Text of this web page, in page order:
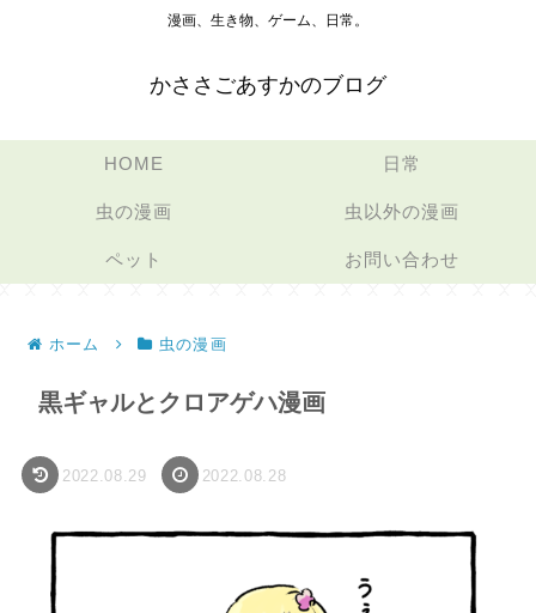
漫画、生き物、ゲーム、日常。
かささごあすかのブログ
HOME 日常
虫の漫画 虫以外の漫画
ペット お問い合わせ
ホーム 虫の漫画
黒ギャルとクロアゲハ漫画
2022.08.29 2022.08.28